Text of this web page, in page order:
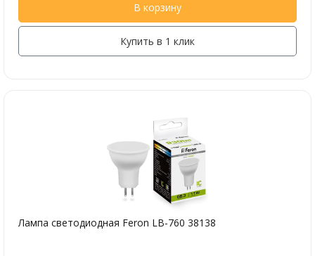
В корзину
Купить в 1 клик
Лампа светодиодная Feron LB-760 38138